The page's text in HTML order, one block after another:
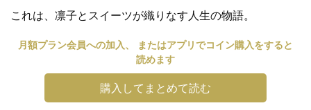
これは、凛子とスイーツが織りなす人生の物語。
月額プラン会員への加入、 またはアプリでコイン購入をすると
読めます
購入してまとめて読む